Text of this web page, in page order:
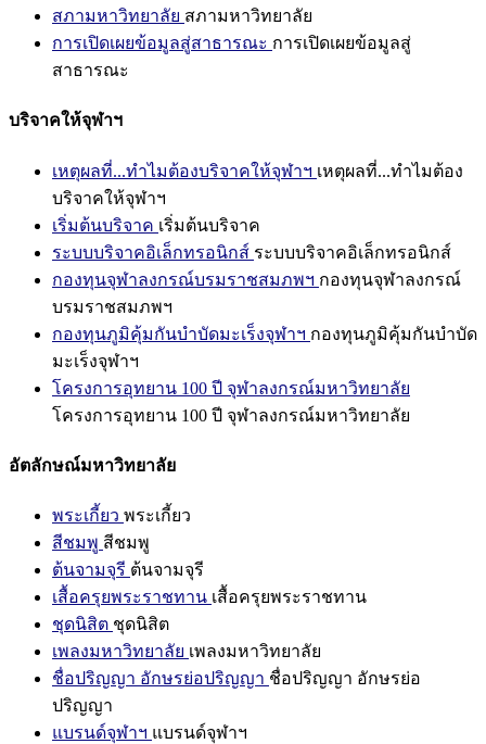
สภามหาวิทยาลัย สภามหาวิทยาลัย
การเปิดเผยข้อมูลสู่สาธารณะ การเปิดเผยข้อมูลสู่
สาธารณะ
บริจาคให้จุฬาฯ
เหตุผลที่...ทำไมต้องบริจาคให้จุฬาฯ เหตุผลที่...ทำไมต้อง
บริจาคให้จุฬาฯ
เริ่มต้นบริจาค เริ่มต้นบริจาค
ระบบบริจาคอิเล็กทรอนิกส์ ระบบบริจาคอิเล็กทรอนิกส์
กองทุนจุฬาลงกรณ์บรมราชสมภพฯ กองทุนจุฬาลงกรณ์
บรมราชสมภพฯ
กองทุนภูมิคุ้มกันบำบัดมะเร็งจุฬาฯ กองทุนภูมิคุ้มกันบำบัด
มะเร็งจุฬาฯ
โครงการอุทยาน 100 ปี จุฬาลงกรณ์มหาวิทยาลัย
โครงการอุทยาน 100 ปี จุฬาลงกรณ์มหาวิทยาลัย
อัตลักษณ์มหาวิทยาลัย
พระเกี้ยว พระเกี้ยว
สีชมพู สีชมพู
ต้นจามจุรี ต้นจามจุรี
เสื้อครุยพระราชทาน เสื้อครุยพระราชทาน
ชุดนิสิต ชุดนิสิต
เพลงมหาวิทยาลัย เพลงมหาวิทยาลัย
ชื่อปริญญา อักษรย่อปริญญา ชื่อปริญญา อักษรย่อ
ปริญญา
แบรนด์จุฬาฯ แบรนด์จุฬาฯ